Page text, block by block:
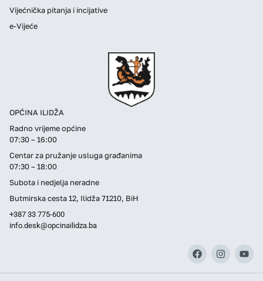
OPĆINA ILIDŽA
Radno vrijeme općine
07:30 – 16:00
Centar za pružanje usluga građanima
07:30 – 18:00
Subota i nedjelja neradne
Butmirska cesta 12, Ilidža 71210, BiH
+387 33 775-600
info.desk@opcinailidza.ba
Vijećnička pitanja i incijative
e-Vijeće